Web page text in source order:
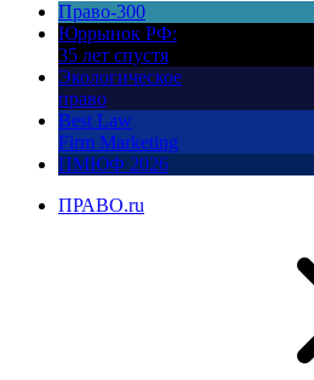
Право-300
Юррынок РФ:
35 лет спустя
Экологическое
право
Best Law
Firm Marketing
ПМЮФ 2026
ПРАВО.ru